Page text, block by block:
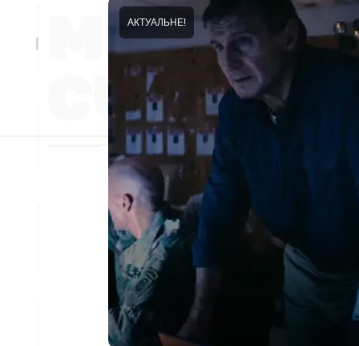
АКТУАЛЬНЕ!